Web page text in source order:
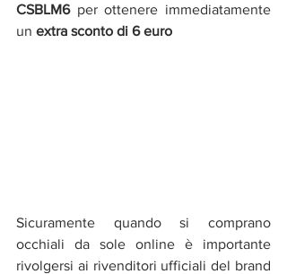
CSBLM6 per ottenere immediatamente
un extra sconto di 6 euro
Sicuramente quando si comprano
occhiali da sole online è importante
rivolgersi ai rivenditori ufficiali del brand